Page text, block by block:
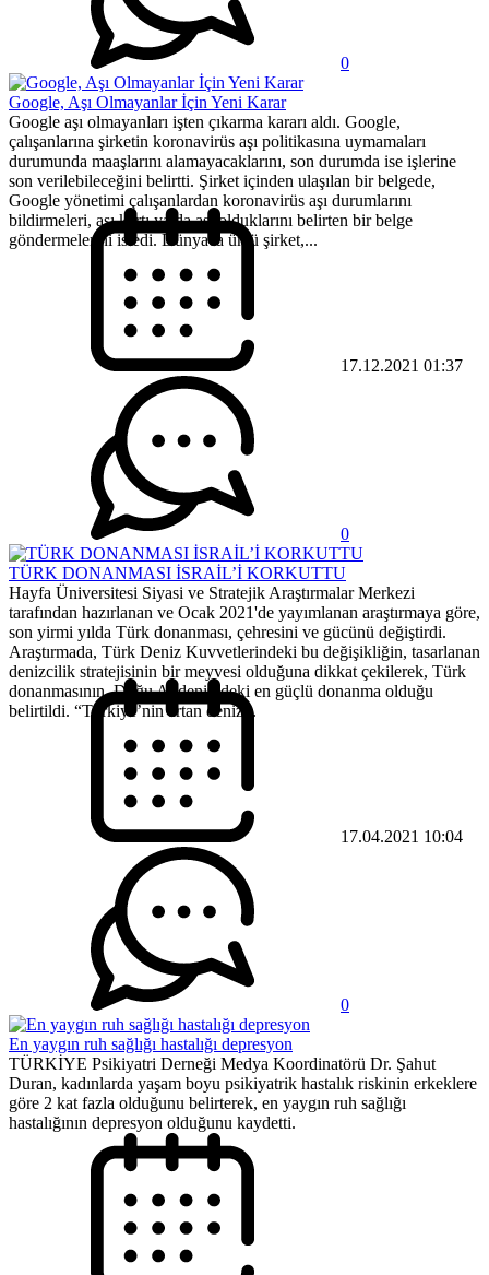
0
Google, Aşı Olmayanlar İçin Yeni Karar
Google aşı olmayanları işten çıkarma kararı aldı. Google,
çalışanlarına şirketin koronavirüs aşı politikasına uymamaları
durumunda maaşlarını alamayacaklarını, son durumda ise işlerine
son verilebileceğini belirtti. Şirket içinden ulaşılan bir belgede,
Google yönetimi çalışanlardan koronavirüs aşı durumlarını
bildirmeleri, aşı kartı ya da aşı olduklarını belirten bir belge
göndermelerini istedi. Dünyaca ünlü şirket,...
17.12.2021 01:37
0
TÜRK DONANMASI İSRAİL’İ KORKUTTU
Hayfa Üniversitesi Siyasi ve Stratejik Araştırmalar Merkezi
tarafından hazırlanan ve Ocak 2021'de yayımlanan araştırmaya göre,
son yirmi yılda Türk donanması, çehresini ve gücünü değiştirdi.
Araştırmada, Türk Deniz Kuvvetlerindeki bu değişikliğin, tasarlanan
denizcilik stratejisinin bir meyvesi olduğuna dikkat çekilerek, Türk
donanmasının, Doğu Akdeniz’deki en güçlü donanma olduğu
belirtildi. “Türkiye’nin artan deniz...
17.04.2021 10:04
0
En yaygın ruh sağlığı hastalığı depresyon
TÜRKİYE Psikiyatri Derneği Medya Koordinatörü Dr. Şahut
Duran, kadınlarda yaşam boyu psikiyatrik hastalık riskinin erkeklere
göre 2 kat fazla olduğunu belirterek, en yaygın ruh sağlığı
hastalığının depresyon olduğunu kaydetti.